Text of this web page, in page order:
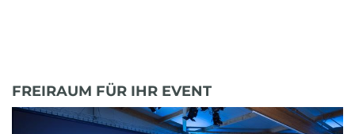
FREIRAUM FÜR IHR EVENT